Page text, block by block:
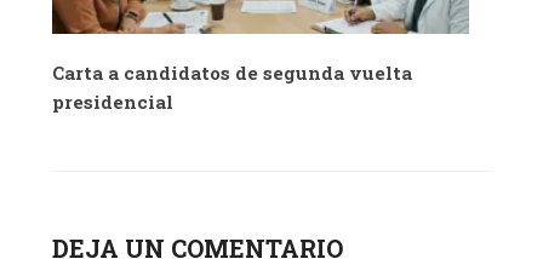
Carta a candidatos de segunda vuelta
presidencial
DEJA UN COMENTARIO